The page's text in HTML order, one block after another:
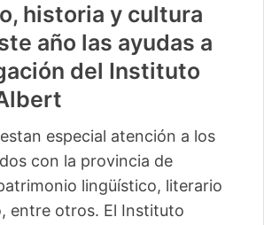
historia y cultura
año las ayudas a
del Instituto
especial atención a los
con la provincia de
lingüístico, literario
entre otros. El Instituto